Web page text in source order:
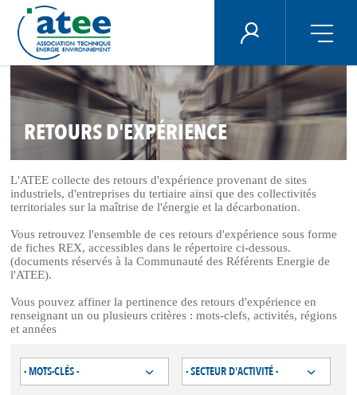
contenu
ÉNERGIE PLUS
RETOURS D'EXPÉRIENCE
L'ATEE collecte des retours d'expérience provenant de sites
industriels, d'entreprises du tertiaire ainsi que des collectivités
territoriales sur la maîtrise de l'énergie et la décarbonation.
Vous retrouvez l'ensemble de ces retours d'expérience sous forme
de fiches REX, accessibles dans le répertoire ci-dessous.
(documents réservés à la Communauté des Référents Energie de
l'ATEE).
Vous pouvez affiner la pertinence des retours d'expérience en
renseignant un ou plusieurs critères : mots-clefs, activités, régions
et années
Panneau de gestion des cookies